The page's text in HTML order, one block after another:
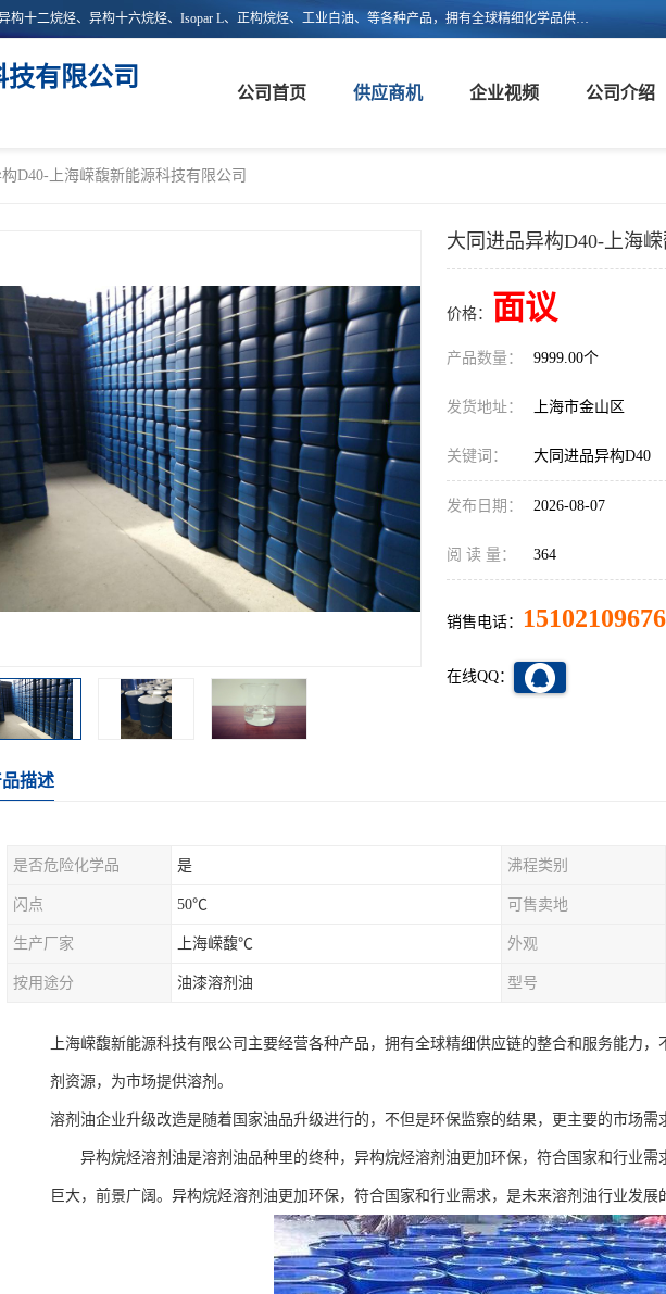
上海嵘馥新能源科技有限公司主营：异构烷烃、异构十二烷烃、异构十六烷烃、Isopar L、正构烷烃、工业白油、等各种产品，拥有全球精细化学品供应链的整合和服务能力，不仅提供自主研发的特种溶剂化学品，还集成了来自欧美、日韩的优质溶剂资源，为市场提供世界级优质溶剂。欢迎广大客户来电咨询！
有限公司
公司首页 供应商机 企业视频 公司介绍
D40-上海嵘馥新能源科技有限公司
大同进品异构D40-上海
价格： 面议
产品数量： 9999.00个
发货地址： 上海市金山区
关键词： 大同进品异构D40
发布日期： 2026-08-07
阅 读 量： 364
销售电话： 15102109676
在线QQ：
描述
是否危险化学品 是 沸程类别
闪点 50℃ 可售卖地
生产厂家 上海嵘馥℃ 外观
按用途分 油漆溶剂油 型号
上海嵘馥新能源科技有限公司主要经营各种产品，拥有全球精细供应链的整合和服务能力
剂资源，为市场提供溶剂。
溶剂油企业升级改造是随着国家油品升级进行的，不但是环保监察的结果，更主要的市场需
异构烷烃溶剂油是溶剂油品种里的终种，异构烷烃溶剂油更加环保，符合国家和行业需
巨大，前景广阔。异构烷烃溶剂油更加环保，符合国家和行业需求，是未来溶剂油行业发展